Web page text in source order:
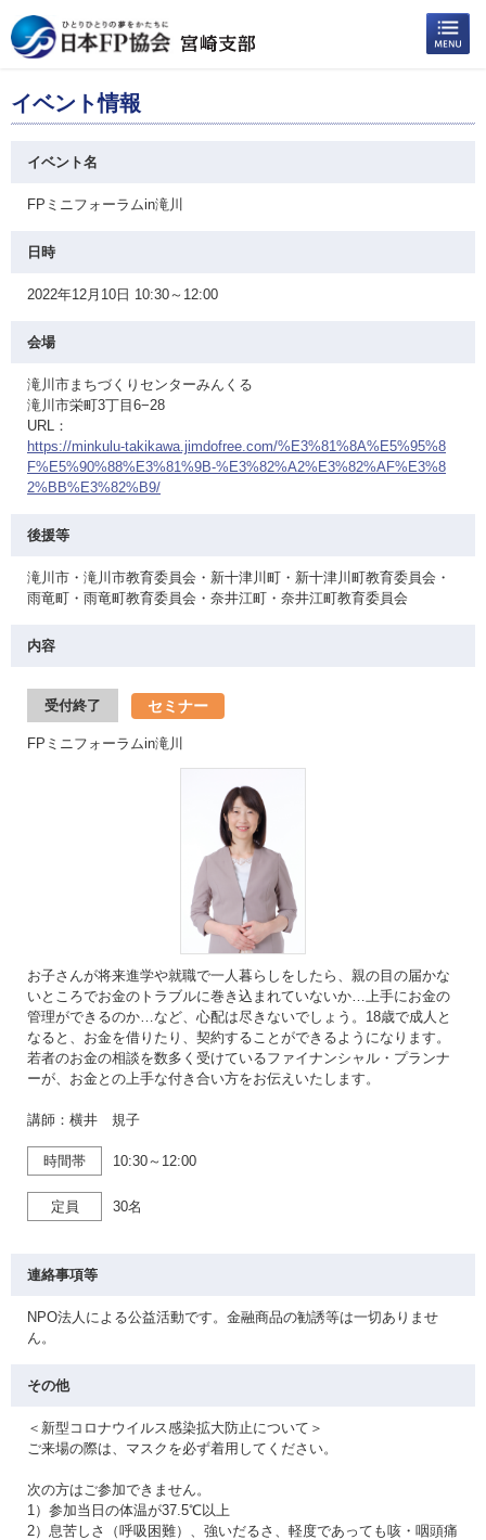
イベント情報
イベント名
FPミニフォーラムin滝川
日時
2022年12月10日 10:30～12:00
会場
滝川市まちづくりセンターみんくる
滝川市栄町3丁目6−28
URL：
https://minkulu-takikawa.jimdofree.com/%E3%81%8A%E5%95%8
F%E5%90%88%E3%81%9B-%E3%82%A2%E3%82%AF%E3%8
2%BB%E3%82%B9/
後援等
滝川市・滝川市教育委員会・新十津川町・新十津川町教育委員会・
雨竜町・雨竜町教育委員会・奈井江町・奈井江町教育委員会
内容
受付終了 セミナー
FPミニフォーラムin滝川
お子さんが将来進学や就職で一人暮らしをしたら、親の目の届かな
いところでお金のトラブルに巻き込まれていないか…上手にお金の
管理ができるのか…など、心配は尽きないでしょう。18歳で成人と
なると、お金を借りたり、契約することができるようになります。
若者のお金の相談を数多く受けているファイナンシャル・プランナ
ーが、お金との上手な付き合い方をお伝えいたします。
講師：横井 規子
時間帯 10:30～12:00
定員 30名
連絡事項等
NPO法人による公益活動です。金融商品の勧誘等は一切ありませ
ん。
その他
＜新型コロナウイルス感染拡大防止について＞
ご来場の際は、マスクを必ず着用してください。
次の方はご参加できません。
1）参加当日の体温が37.5℃以上
2）息苦しさ（呼吸困難）、強いだるさ、軽度であっても咳・咽頭痛